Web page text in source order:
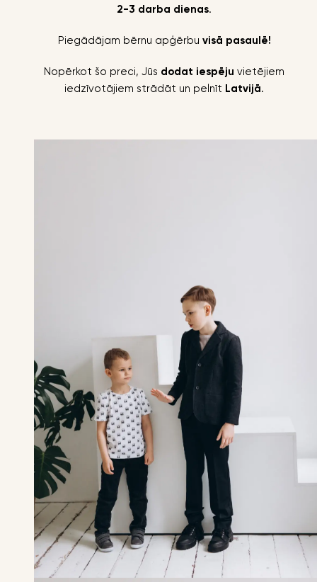
2-3 darba dienas.
Piegādājam bērnu apģērbu visā pasaulē!
Nopērkot šo preci, Jūs dodat iespēju vietējiem
iedzīvotājiem strādāt un pelnīt Latvijā.